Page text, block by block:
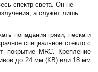
спектр света. Он не
а служит лишь
попадания грязи, песка и
специальное стекло с
покрытие MRC. Крепление
до 24 мм (KB) или 18 мм